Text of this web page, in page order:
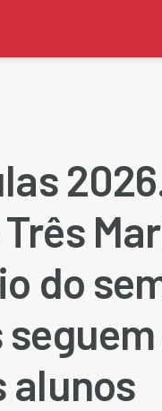
do
alunos